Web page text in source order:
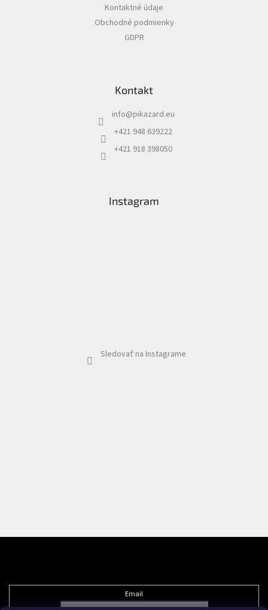
Kontaktné údaje
Obchodné podmienky
GDPR
Kontakt
info@pikazard.eu
+421 948 639222
+421 918 398050
Instagram
Sledovať na Instagrame
Email